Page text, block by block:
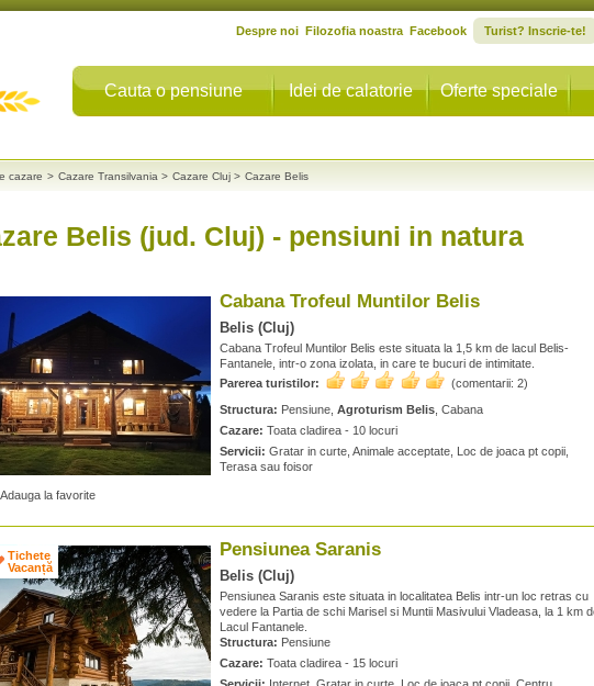
Cauta o pensiune Idei de calatorie Oferte speciale
Despre noi Filozofia noastra Facebook Turist? Inscrie-te!
cazare > Cazare Transilvania > Cazare Cluj > Cazare Belis
Belis (jud. Cluj) - pensiuni in natura
Adauga la favorite
Cabana Trofeul Muntilor Belis
Belis (Cluj)
Cabana Trofeul Muntilor Belis este situata la 1,5 km de lacul Belis-
Fantanele, intr-o zona izolata, in care te bucuri de intimitate.
Parerea turistilor:
(comentarii: 2)
Structura: Pensiune, Agroturism Belis , Cabana
Cazare: Toata cladirea - 10 locuri
Servicii: Gratar in curte, Animale acceptate, Loc de joaca pt copii,
Terasa sau foisor
Tichete
Vacanță
Pensiunea Saranis
Belis (Cluj)
Pensiunea Saranis este situata in localitatea Belis intr-un loc retras cu
vedere la Partia de schi Marisel si Muntii Masivului Vladeasa, la 1 km
Lacul Fantanele.
Structura: Pensiune
Cazare: Toata cladirea - 15 locuri